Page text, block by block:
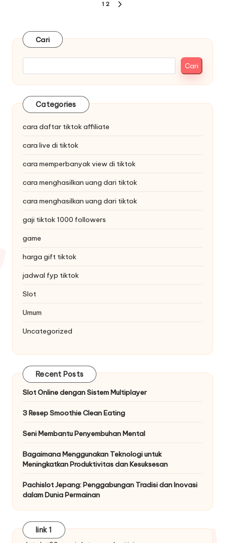
1 2
Cari
Cari
Categories
cara daftar tiktok affiliate
cara live di tiktok
cara memperbanyak view di tiktok
cara menghasilkan uang dari tiktok
cara menghasilkan uang dari tiktok
gaji tiktok 1000 followers
game
harga gift tiktok
jadwal fyp tiktok
Slot
Umum
Uncategorized
Recent Posts
Slot Online dengan Sistem Multiplayer
3 Resep Smoothie Clean Eating
Seni Membantu Penyembuhan Mental
Bagaimana Menggunakan Teknologi untuk
Meningkatkan Produktivitas dan Kesuksesan
Pachislot Jepang: Penggabungan Tradisi dan Inovasi
dalam Dunia Permainan
link 1